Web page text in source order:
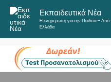
Μετάβαση
στο
περιεχόμενο
Εκπαιδευτικά Νέα
Η ενημέρωση για την Παιδεία – Από
Ελλάδα